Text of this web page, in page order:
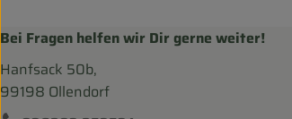
Bei Fragen helfen wir Dir gerne weiter!
Hanfsack 50b,
99198 Ollendorf